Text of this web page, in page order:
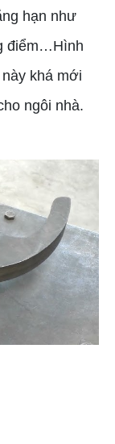
hạn như
điểm…Hình
khá mới
ngôi nhà.